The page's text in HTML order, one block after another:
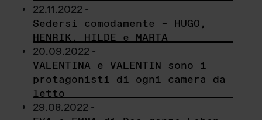
22.11.2022 -
Sedersi comodamente – HUGO,
HENRIK, HILDE e MARTA
20.09.2022 -
VALENTINA e VALENTIN sono i
protagonisti di ogni camera da
letto
29.08.2022 -